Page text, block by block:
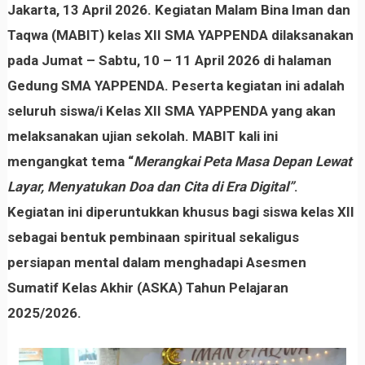
Jakarta, 13 April 2026. Kegiatan Malam Bina Iman dan
Taqwa (MABIT) kelas XII SMA YAPPENDA dilaksanakan
pada Jumat – Sabtu, 10 – 11 April 2026 di halaman
Gedung SMA YAPPENDA. Peserta kegiatan ini adalah
seluruh siswa/i Kelas XII SMA YAPPENDA yang akan
melaksanakan ujian sekolah. MABIT kali ini
mengangkat tema “Merangkai Peta Masa Depan Lewat
Layar, Menyatukan Doa dan Cita di Era Digital”.
Kegiatan ini diperuntukkan khusus bagi siswa kelas XII
sebagai bentuk pembinaan spiritual sekaligus
persiapan mental dalam menghadapi Asesmen
Sumatif Kelas Akhir (ASKA) Tahun Pelajaran
2025/2026.